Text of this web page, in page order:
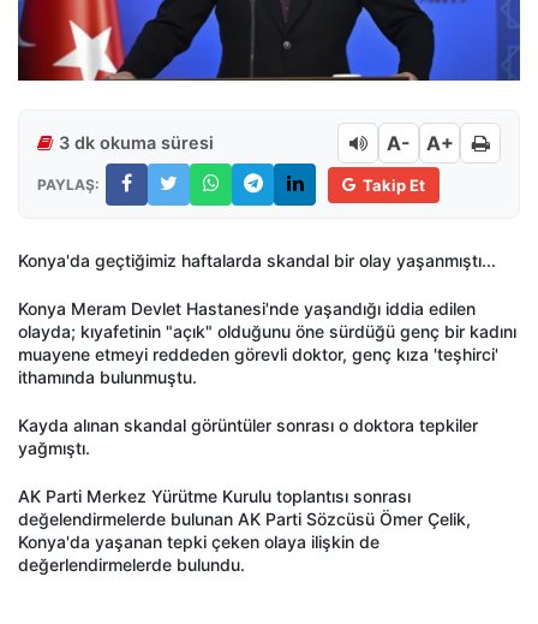
3 dk okuma süresi A- A+
PAYLAŞ: Takip Et
Konya'da geçtiğimiz haftalarda skandal bir olay yaşanmıştı...
Konya Meram Devlet Hastanesi'nde yaşandığı iddia edilen
olayda; kıyafetinin "açık" olduğunu öne sürdüğü genç bir kadını
muayene etmeyi reddeden görevli doktor, genç kıza 'teşhirci'
ithamında bulunmuştu.
Kayda alınan skandal görüntüler sonrası o doktora tepkiler
yağmıştı.
AK Parti Merkez Yürütme Kurulu toplantısı sonrası
değelendirmelerde bulunan AK Parti Sözcüsü Ömer Çelik,
Konya'da yaşanan tepki çeken olaya ilişkin de
değerlendirmelerde bulundu.